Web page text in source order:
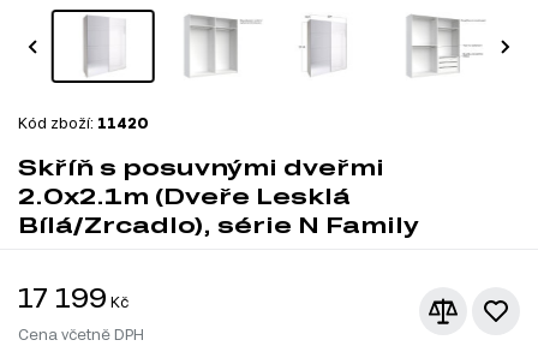
Kód zboží: 11420
Skříň s posuvnými dveřmi
2.0x2.1m (Dveře Lesklá
Bílá/Zrcadlo), série N Family
17 199 Kč
Cena včetně DPH